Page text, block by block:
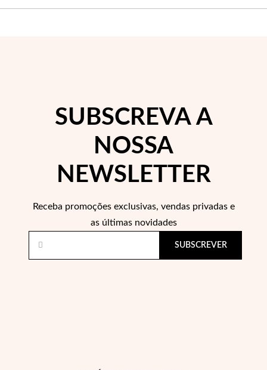
Joias de Festa
SUBSCREVA A
NOSSA
NEWSLETTER
Receba promoções exclusivas, vendas privadas e
as últimas novidades
SUBSCREVER